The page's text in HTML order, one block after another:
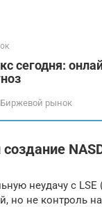
сегодня:
Биржевой рынок
неудачу с LSE
но не контроль